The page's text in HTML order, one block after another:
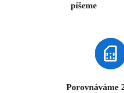
píšeme
Porovnáváme